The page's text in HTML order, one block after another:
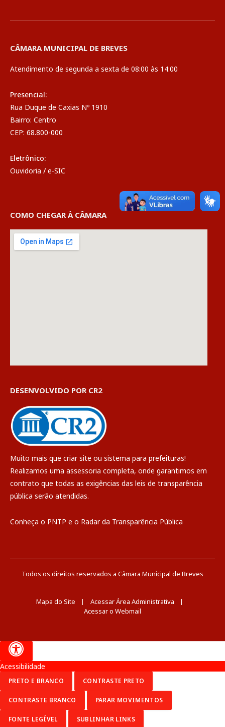
CÂMARA MUNICIPAL DE BREVES
Atendimento de segunda a sexta de 08:00 às 14:00
Presencial:
Rua Duque de Caxias Nº 1910
Bairro: Centro
CEP: 68.800-000
Eletrônico:
Ouvidoria / e-SIC
COMO CHEGAR À CÂMARA
DESENVOLVIDO POR CR2
Muito mais que criar site ou sistema para prefeituras!
Realizamos uma assessoria completa, onde garantimos em
contrato que todas as exigências das leis de transparência
pública serão atendidas.
Conheça o PNTP e o Radar da Transparência Pública
Todos os direitos reservados a Câmara Municipal de Breves
Mapa do Site
Acessar Área Administrativa
Acessar o Webmail
Acessibilidade
PRETO E BRANCO CONTRASTE PRETO
CONTRASTE BRANCO PARAR MOVIMENTOS
FONTE LEGÍVEL SUBLINHAR LINKS